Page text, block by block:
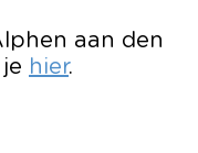
aan den
hier.